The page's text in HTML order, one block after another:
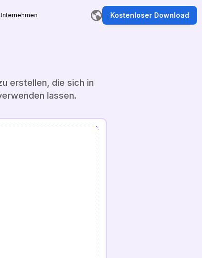
Kostenloser Download
erstellen, die sich in
lassen.